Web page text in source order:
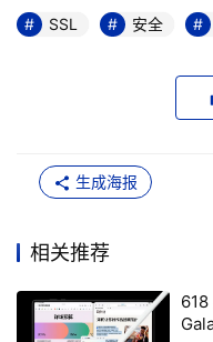
的SSL/TLS证书管理实
您不要犯手动管理证书
来说，太容易失控了。
化，找一个好的证书管
书，便自然而然无法替
威诚信拥有一款免费的
便随时查看和管理证书
以对自签名证书、证书
发出生命周期预警，有
SSL 安全
生成海报
相关推荐